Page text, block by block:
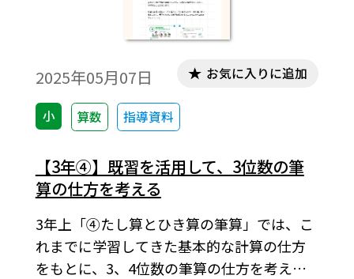
2025年05月07日
小 算数 指導資料
お気に入りに追加
【3年④】既習を活用して、3位数の筆
算の仕方を考える
3年上「④たし算とひき算の筆算」では、こ
れまでに学習してきた基本的な計算の仕方
をもとに、3、4位数の筆算の仕方を考えま